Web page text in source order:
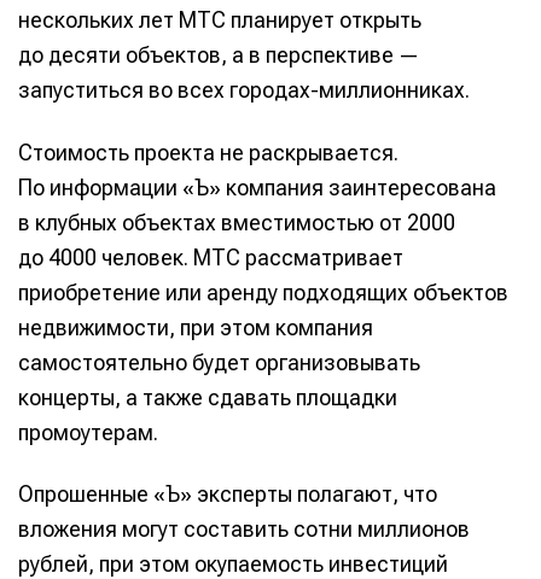
нескольких лет МТС планирует открыть
до десяти объектов, а в перспективе —
запуститься во всех городах-миллионниках.
Стоимость проекта не раскрывается.
По информации «Ъ» компания заинтересована
в клубных объектах вместимостью от 2000
до 4000 человек. МТС рассматривает
приобретение или аренду подходящих объектов
недвижимости, при этом компания
самостоятельно будет организовывать
концерты, а также сдавать площадки
промоутерам.
Опрошенные «Ъ» эксперты полагают, что
вложения могут составить сотни миллионов
рублей, при этом окупаемость инвестиций